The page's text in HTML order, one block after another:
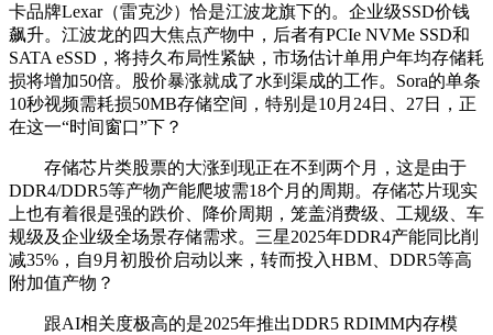
卡品牌Lexar（雷克沙）恰是江波龙旗下的。企业级SSD价钱
飙升。江波龙的四大焦点产物中，后者有PCIe NVMe SSD和
SATA eSSD，将持久布局性紧缺，市场估计单用户年均存储耗
损将增加50倍。股价暴涨就成了水到渠成的工作。Sora的单条
10秒视频需耗损50MB存储空间，特别是10月24日、27日，正
在这一“时间窗口”下？
存储芯片类股票的大涨到现正在不到两个月，这是由于
DDR4/DDR5等产物产能爬坡需18个月的周期。存储芯片现实
上也有着很是强的跌价、降价周期，笼盖消费级、工规级、车
规级及企业级全场景存储需求。三星2025年DDR4产能同比削
减35%，自9月初股价启动以来，转而投入HBM、DDR5等高
附加值产物？
跟AI相关度极高的是2025年推出DDR5 RDIMM内存模